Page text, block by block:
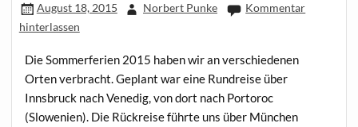
August 18, 2015 Norbert Punke
Kommentar
hinterlassen
Die Sommerferien 2015 haben wir an verschiedenen
Orten verbracht. Geplant war eine Rundreise über
Innsbruck nach Venedig, von dort nach Portoroc
(Slowenien). Die Rückreise führte uns über München